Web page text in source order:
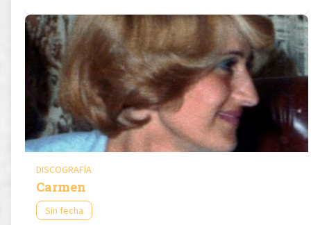
DISCOGRAFÍA
Carmen
Sin fecha